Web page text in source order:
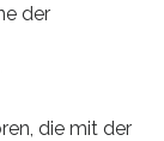
der
die mit der